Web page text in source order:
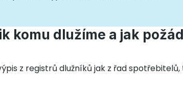
komu dlužíme a jak
z registrů dlužníků jak z řad spotřebitelů,